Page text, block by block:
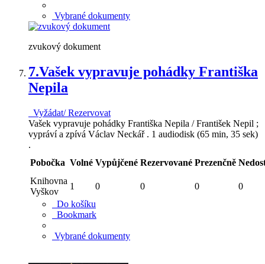
Vybrané dokumenty
zvukový dokument
7.Vašek vypravuje pohádky Františka
Nepila
Vyžádat/ Rezervovat
Vašek vypravuje pohádky Františka Nepila / František Nepil ;
vypráví a zpívá Václav Neckář . 1 audiodisk (65 min, 35 sek)
.
Pobočka Volné Vypůjčené Rezervované Prezenčně
Knihovna
Vyškov
1 0 0 0
0
Do košíku
Bookmark
Vybrané dokumenty